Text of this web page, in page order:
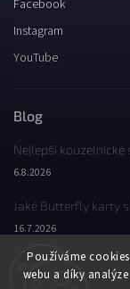
Používáme
webu a díky
Facebook
Instagram
YouTube
Blog
Nejlepší kouzelnické
6.8.2026
Jaké Butterfly karty
16.7.2026
Jaký byl Butterfly